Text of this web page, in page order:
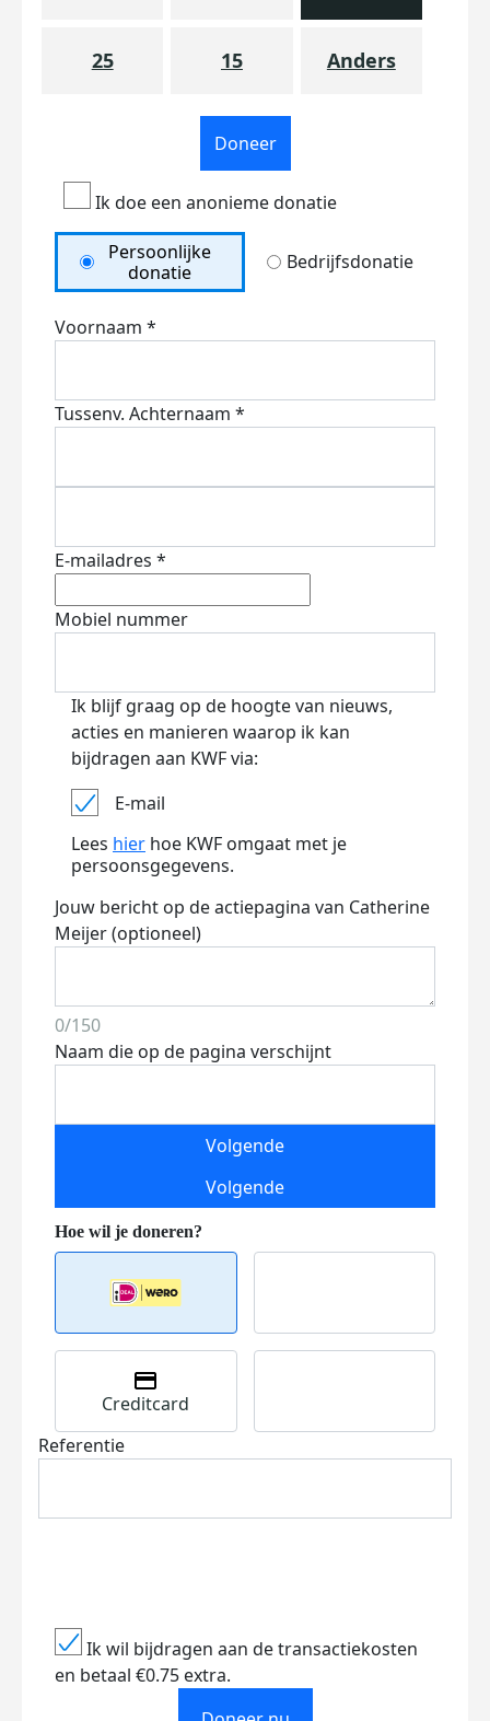
25 15 Anders
Doneer
Ik doe een anonieme donatie
Persoonlijke
donatie
Bedrijfsdonatie
Voornaam *
Tussenv. Achternaam *
E-mailadres *
Mobiel nummer
Ik blijf graag op de hoogte van nieuws,
acties en manieren waarop ik kan
bijdragen aan KWF via:
E-mail
Lees hier hoe KWF omgaat met je
persoonsgegevens.
Jouw bericht op de actiepagina van Catherine
Meijer (optioneel)
0/150
Naam die op de pagina verschijnt
Volgende
Volgende
Creditcard
Referentie
Ik wil bijdragen aan de transactiekosten
en betaal €0.75 extra.